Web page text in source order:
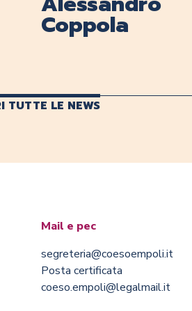
Coppola
TUTTE LE NEWS
Mail e pec
segreteria@coesoempoli.it
Posta certificata
coeso.empoli@legalmail.it